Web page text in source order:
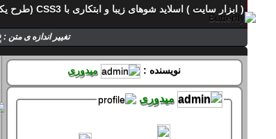
( ابزار سایت ) اسلاید شوهای زیبا و ابتکاری با CSS3 (طرح یکم)
تغییر اندازه ی متن :
نویسنده : میدوری
میدوری
حالت میدوری
صفحه های میدوری
سپاس های میدوری